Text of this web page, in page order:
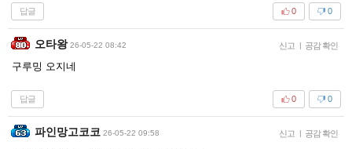
답글 0
0
오타왕 26-05-22 08:42 신고 | 공감 확인
구루밍 오지네
답글 0
0
파인망고코코 26-05-22 09:58 신고 | 공감 확인